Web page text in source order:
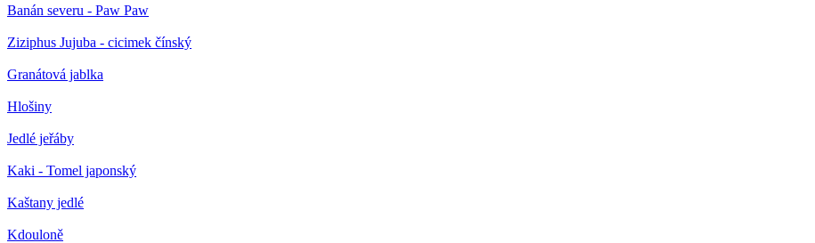
Banán severu - Paw Paw
Ziziphus Jujuba - cicimek čínský
Granátová jablka
Hlošiny
Jedlé jeřáby
Kaki - Tomel japonský
Kaštany jedlé
Kdouloně